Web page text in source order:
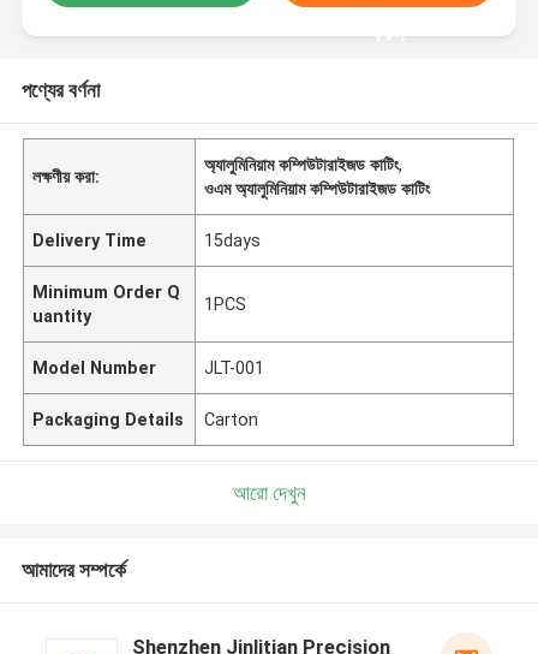
করুন
পণ্যের বর্ণনা
লক্ষণীয় করা:
অ্যালুমিনিয়াম কম্পিউটারাইজড কাটিং,
ওএম অ্যালুমিনিয়াম কম্পিউটারাইজড কাটিং
Delivery Time 15days
Minimum Order Q
uantity
1PCS
Model Number JLT-001
Packaging Details Carton
আরো দেখুন
আমাদের সম্পর্কে
Shenzhen Jinlitian Precision